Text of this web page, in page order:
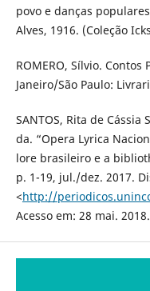
povo e danças
Alves, 1916. (Coleção
ROMERO, Sílvio.
Janeiro/São Paulo:
SANTOS, Rita de Cássia
da. “Opera Lyrica
lore brasileiro e a
p. 1-19, jul./dez. 2017.
<http://
Acesso em: 28 mai. 2018.